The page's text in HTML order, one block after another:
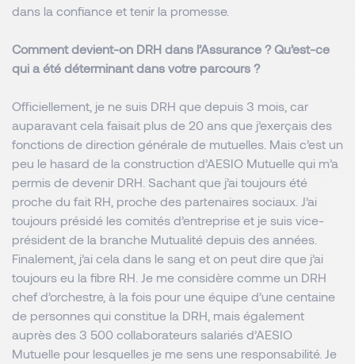
dans la confiance et tenir la promesse.
Comment devient-on DRH dans l’Assurance ? Qu’est-ce
qui a été déterminant dans votre parcours ?
Officiellement, je ne suis DRH que depuis 3 mois, car
auparavant cela faisait plus de 20 ans que j’exerçais des
fonctions de direction générale de mutuelles. Mais c’est un
peu le hasard de la construction d’AESIO Mutuelle qui m’a
permis de devenir DRH. Sachant que j’ai toujours été
proche du fait RH, proche des partenaires sociaux. J’ai
toujours présidé les comités d’entreprise et je suis vice-
président de la branche Mutualité depuis des années.
Finalement, j’ai cela dans le sang et on peut dire que j’ai
toujours eu la fibre RH. Je me considère comme un DRH
chef d’orchestre, à la fois pour une équipe d’une centaine
de personnes qui constitue la DRH, mais également
auprès des 3 500 collaborateurs salariés d’AESIO
Mutuelle pour lesquelles je me sens une responsabilité. Je